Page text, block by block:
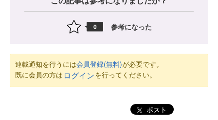
0 参考になった
連載通知を行うには会員登録(無料)が必要です。
既に会員の方は ログインを行ってください。
ポスト